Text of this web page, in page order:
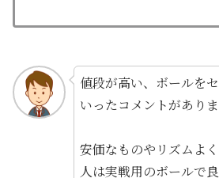
値段が高い、ボールを
いったコメントがありま
安価なものやリズムよ
人は実戦用のボールで